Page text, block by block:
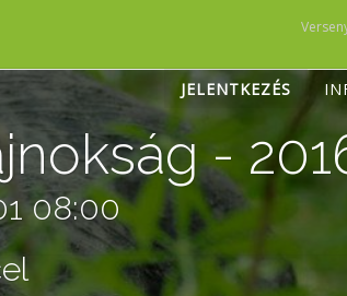
JELENTKEZÉS
-
08:00